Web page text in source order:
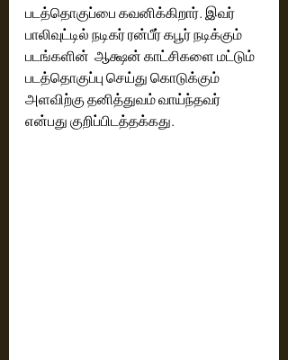
படத்தொகுப்பை கவனிக்கிறார். இவர்
பாலிவுட்டில் நடிகர் ரன்பீர் கபூர் நடிக்கும்
படங்களின்  ஆக்ஷன் காட்சிகளை மட்டும்
படத்தொகுப்பு செய்து கொடுக்கும்
அளவிற்கு தனித்துவம் வாய்ந்தவர்
என்பது குறிப்பிடத்தக்கது.